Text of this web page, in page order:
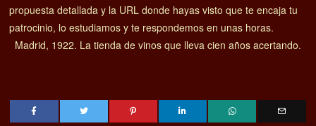
propuesta detallada y la URL donde hayas visto que te encaja tu
patrocinio, lo estudiamos y te respondemos en unas horas.
Madrid, 1922. La tienda de vinos que lleva cien años acertando.